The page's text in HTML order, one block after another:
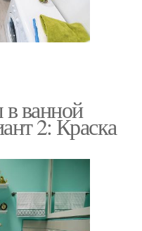
ванной
2: Краска